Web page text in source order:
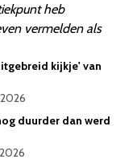
heb
vermelden als
kijkje' van
duurder dan werd